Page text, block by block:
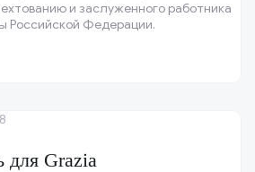
и заслуженного работника
Российской Федерации.
для Grazia